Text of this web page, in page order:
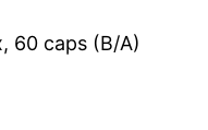
60 caps (B/A)